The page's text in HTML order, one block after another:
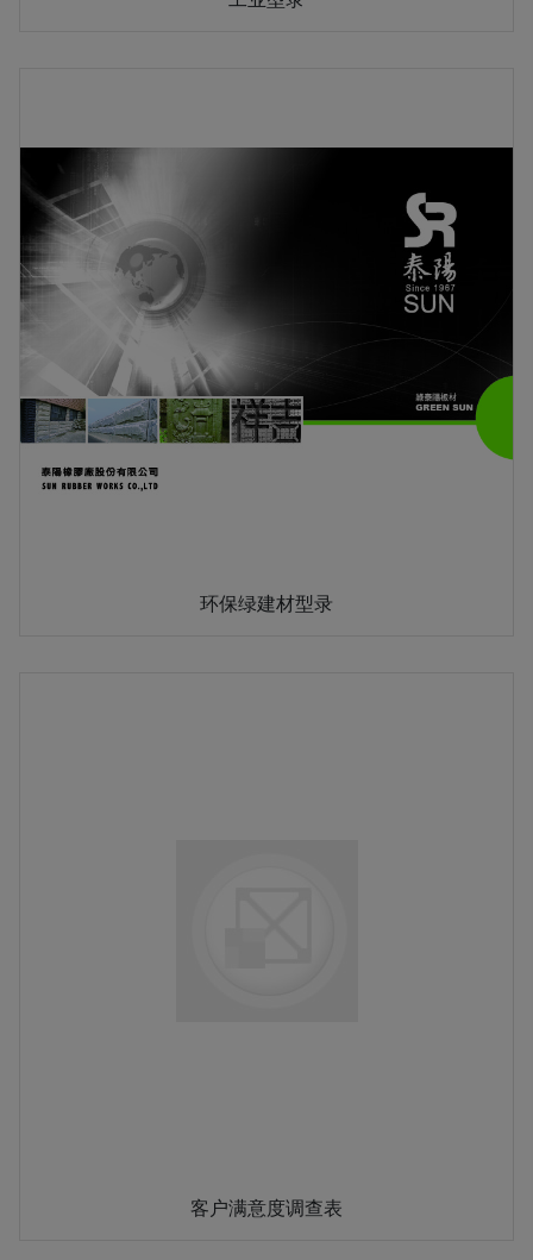
环保绿建材型录
客户满意度调查表